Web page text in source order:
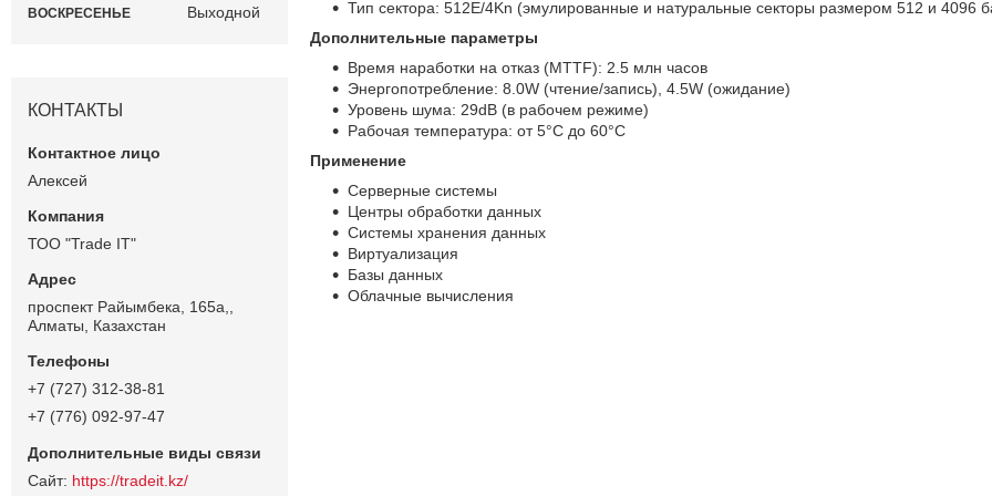
Тип сектора: 512E/4Kn (эмулированные и натуральные секторы размером 512 и 4096
Дополнительные параметры
Время наработки на отказ (MTTF): 2.5 млн часов
Энергопотребление: 8.0W (чтение/запись), 4.5W (ожидание)
Уровень шума: 29dB (в рабочем режиме)
Рабочая температура: от 5°C до 60°C
Применение
Серверные системы
Центры обработки данных
Системы хранения данных
Виртуализация
Базы данных
Облачные вычисления
ВОСКРЕСЕНЬЕ Выходной
КОНТАКТЫ
Алексей
ТОО "Trade IT"
проспект Райымбека, 165а,,
Алматы, Казахстан
+7 (727) 312-38-81
+7 (776) 092-97-47
https://tradeit.kz/